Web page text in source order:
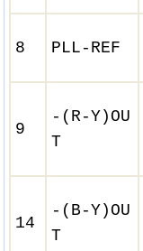
8 PLL-REF
9
-(R-Y)OU
T
14
-(B-Y)OU
T